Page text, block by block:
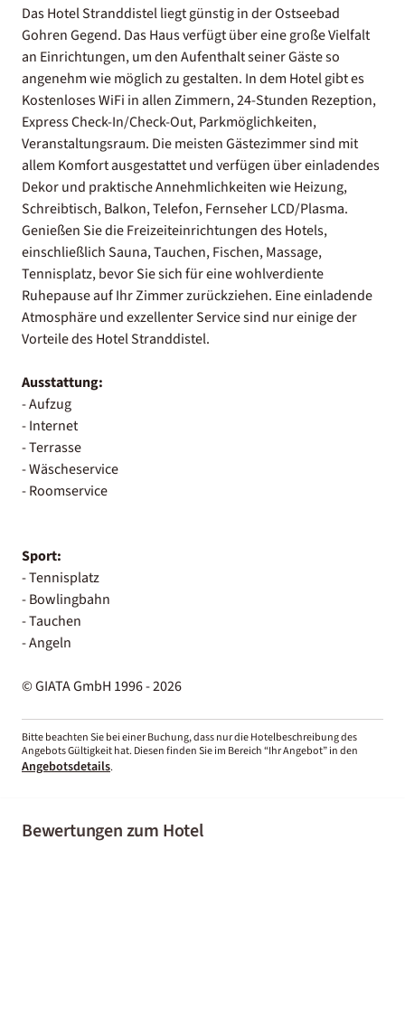
Das Hotel Stranddistel liegt günstig in der Ostseebad
Gohren Gegend. Das Haus verfügt über eine große Vielfalt
an Einrichtungen, um den Aufenthalt seiner Gäste so
angenehm wie möglich zu gestalten. In dem Hotel gibt es
Kostenloses WiFi in allen Zimmern, 24-Stunden Rezeption,
Express Check-In/Check-Out, Parkmöglichkeiten,
Veranstaltungsraum. Die meisten Gästezimmer sind mit
allem Komfort ausgestattet und verfügen über einladendes
Dekor und praktische Annehmlichkeiten wie Heizung,
Schreibtisch, Balkon, Telefon, Fernseher LCD/Plasma.
Genießen Sie die Freizeiteinrichtungen des Hotels,
einschließlich Sauna, Tauchen, Fischen, Massage,
Tennisplatz, bevor Sie sich für eine wohlverdiente
Ruhepause auf Ihr Zimmer zurückziehen. Eine einladende
Atmosphäre und exzellenter Service sind nur einige der
Vorteile des Hotel Stranddistel.
Ausstattung:
- Aufzug
- Internet
- Terrasse
- Wäscheservice
- Roomservice
Sport:
- Tennisplatz
- Bowlingbahn
- Tauchen
- Angeln
© GIATA GmbH 1996 - 2026
Bitte beachten Sie bei einer Buchung, dass nur die Hotelbeschreibung des
Angebots Gültigkeit hat. Diesen finden Sie im Bereich “Ihr Angebot” in den
Angebotsdetails.
Bewertungen zum Hotel